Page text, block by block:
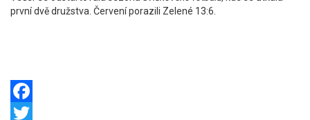
první dvě družstva. Červení porazili Zelené 13:6.
Facebook